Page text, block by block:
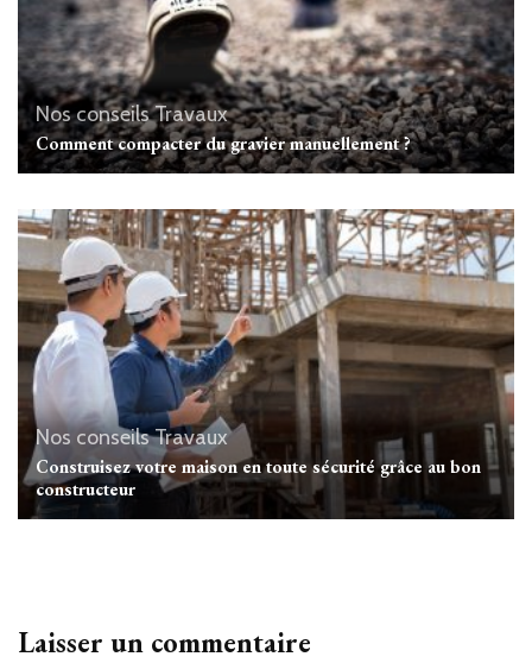
Nos conseils Travaux
Comment compacter du gravier manuellement ?
Nos conseils Travaux
Construisez votre maison en toute sécurité grâce au bon
constructeur
Laisser un commentaire